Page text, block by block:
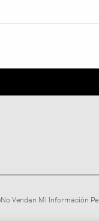
No Vendan Mi Información